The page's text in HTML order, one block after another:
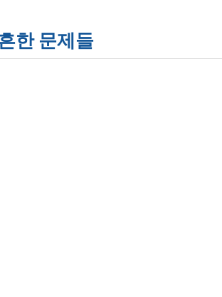
한 문제들